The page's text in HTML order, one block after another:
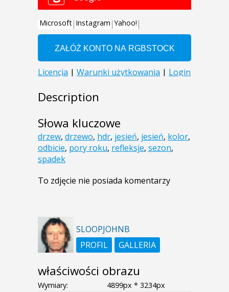
Description
Słowa kluczowe
drzew, drzewo, hdr, jesień, jesień, kolor,
odbicie, pory roku, refleksje, sezon,
spadek
To zdjęcie nie posiada komentarzy
SLOOPJOHNB
PROFIL
GALLERIA
właściwości obrazu
Wymiary:
4899px * 3234px